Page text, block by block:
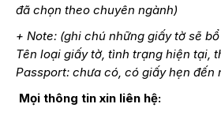
đã chọn theo chuyên ngành)
+ Note: (ghi chú những giấy tờ sẽ
Tên loại giấy tờ, tình trạng hiện tại,
Passport: chưa có, có giấy hẹn đến
Mọi thông tin xin liên hệ: